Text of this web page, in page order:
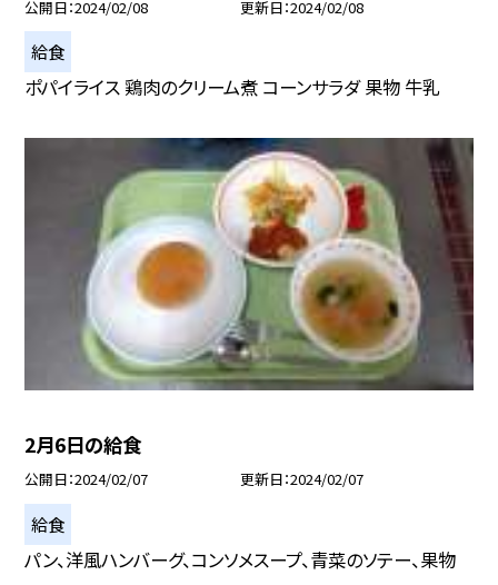
公開日 2024/02/08 更新日 2024/02/08
給食
ポパイライス 鶏肉のクリーム煮 コーンサラダ 果物 牛乳
2月6日の給食
公開日 2024/02/07 更新日 2024/02/07
給食
パン、洋風ハンバーグ、コンソメスープ、青菜のソテー、果物